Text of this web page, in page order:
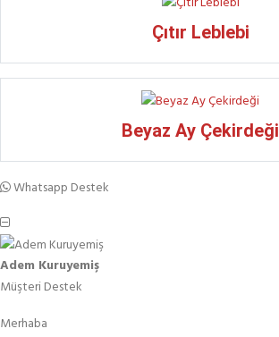
Çıtır Leblebi
Beyaz Ay Çekirdeği
Whatsapp Destek
Adem Kuruyemiş
Müşteri Destek
Merhaba